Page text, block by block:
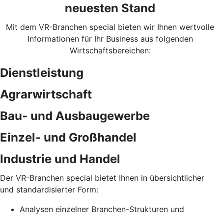
neuesten Stand
Mit dem VR-Branchen special bieten wir Ihnen wertvolle
Informationen für Ihr Business aus folgenden
Wirtschaftsbereichen:
Dienstleistung
Agrarwirtschaft
Bau- und Ausbaugewerbe
Einzel- und Großhandel
Industrie und Handel
Der VR-Branchen special bietet Ihnen in übersichtlicher
und standardisierter Form:
Analysen einzelner Branchen-Strukturen und